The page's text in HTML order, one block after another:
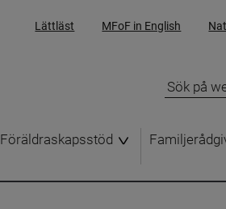
Lättläst MFoF in English
Föräldraskapsstöd